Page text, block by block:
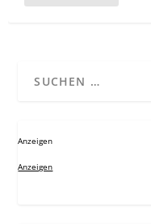
Anzeigen
Anzeigen